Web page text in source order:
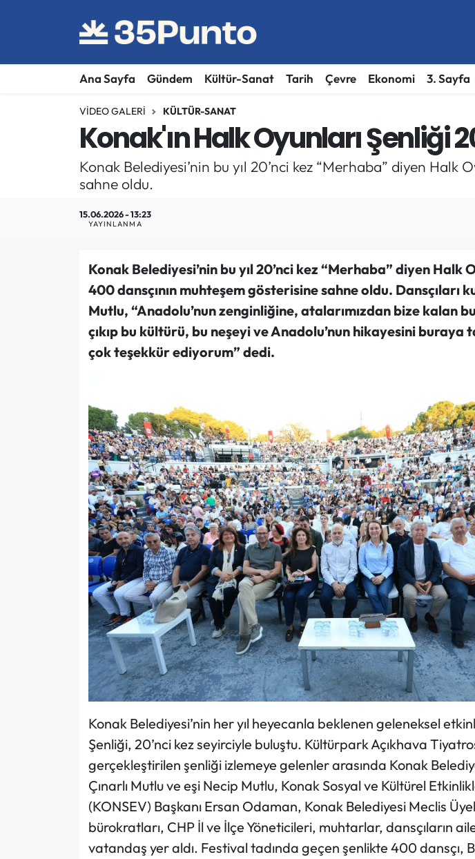
Ana Sayfa Gündem Kültür-Sanat Tarih Çevre Ekonomi 3. Sayfa
VIDEO GALERI KÜLTÜR-SANAT
Konak'ın Halk Oyunları Şenliği
Konak Belediyesi’nin bu yıl 20’nci kez “Merhaba” diyen
sahne oldu.
15.06.2026 - 13:23
YAYINLANMA
Konak Belediyesi’nin bu yıl 20’nci kez “Merhaba” diyen Halk
400 dansçının muhteşem gösterisine sahne oldu. Dansçıları
Mutlu, “Anadolu’nun zenginliğine, atalarımızdan bize kalan
çıkıp bu kültürü, bu neşeyi ve Anadolu’nun hikayesini buraya
çok teşekkür ediyorum” dedi.
Konak Belediyesi’nin her yıl heyecanla beklenen geleneksel
Şenliği, 20’nci kez seyirciyle buluştu. Kültürpark Açıkhava
gerçekleştirilen şenliği izlemeye gelenler arasında Konak
Çınarlı Mutlu ve eşi Necip Mutlu, Konak Sosyal ve Kültürel
(KONSEV) Başkanı Ersan Odaman, Konak Belediyesi Meclis
bürokratları, CHP İl ve İlçe Yöneticileri, muhtarlar, dansçıların
vatandaş yer aldı. Festival tadında geçen şenlikte 400 dansçı,